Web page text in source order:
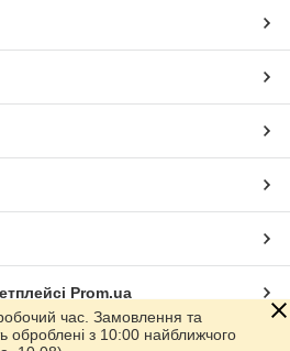
Prom.ua
час. Замовлення та
оброблені з 10:00 найближчого